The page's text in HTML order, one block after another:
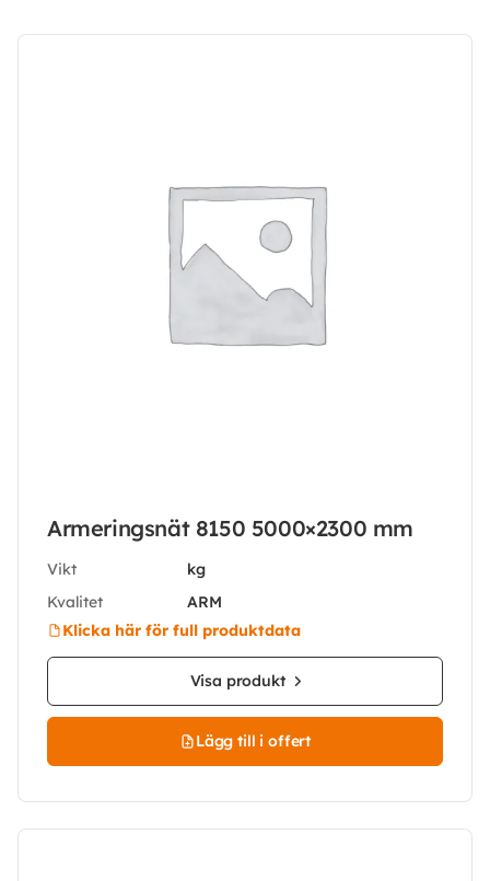
Armeringsnät 8150 5000×2300 mm
Vikt
kg
Kvalitet
ARM
Klicka här för full produktdata
Visa produkt
Lägg till i offert